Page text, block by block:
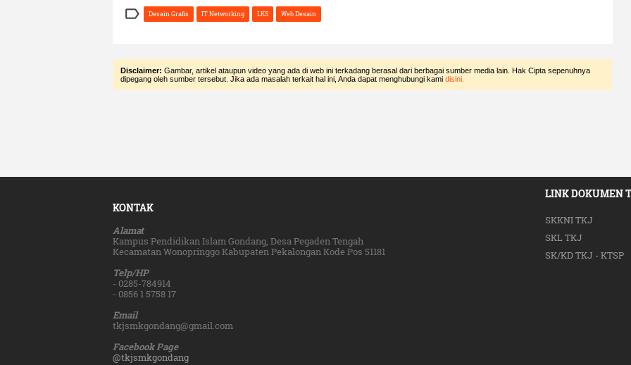
 Desain Grafis IT Networking LKS Web Desain
Disclaimer: Gambar, artikel ataupun video yang ada di web ini terkadang berasal dari berbagai sumber media lain. Hak Cipta sepenuhnya
dipegang oleh sumber tersebut. Jika ada masalah terkait hal ini, Anda dapat menghubungi kami disini.
KONTAK
Alamat
Kampus Pendidikan Islam Gondang, Desa Pegaden Tengah
Kecamatan Wonopringgo Kabupaten Pekalongan Kode Pos 51181
Telp/HP
- 0285-784914
- 0856 1 5758 17
Email
tkjsmkgondang@gmail.com
Facebook Page
@tkjsmkgondang
LINK DOKUMEN
SKKNI TKJ
SKL TKJ
SK/KD TKJ - KTSP